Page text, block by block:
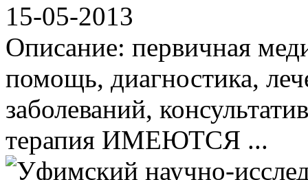
15-05-2013
Описание: первичная
помощь, диагностика,
заболеваний,
терапия ИМЕЮТСЯ ...